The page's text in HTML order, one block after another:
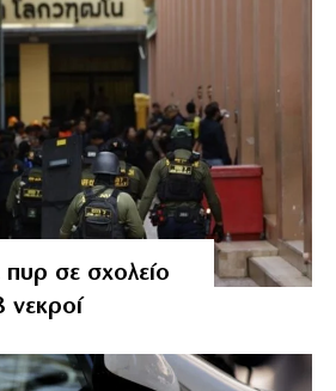
σε σχολείο
νεκροί